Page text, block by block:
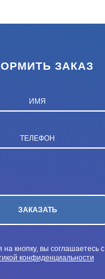
ЗАКАЗ
ИМЯ
ТЕЛЕФОН
кнопку, вы соглашаетесь с
конфиденциальности